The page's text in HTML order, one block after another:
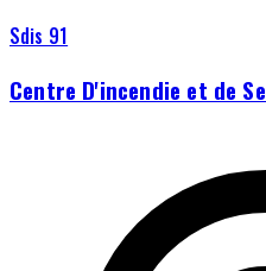
Sdis 91
Centre D'incendie et de